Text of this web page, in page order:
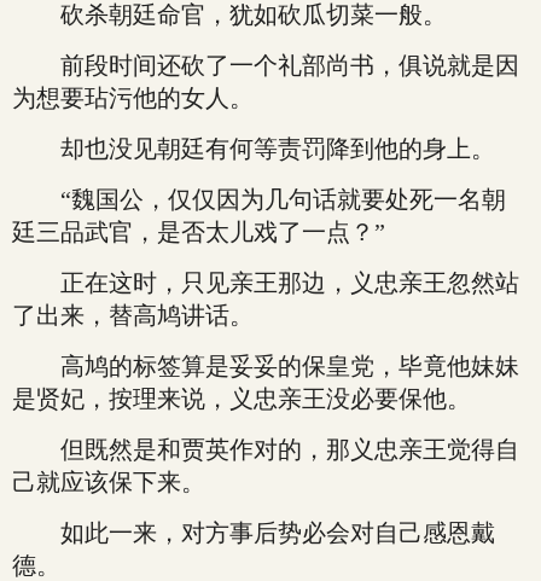
砍杀朝廷命官，犹如砍瓜切菜一般。
前段时间还砍了一个礼部尚书，俱说就是因
为想要玷污他的女人。
却也没见朝廷有何等责罚降到他的身上。
“魏国公，仅仅因为几句话就要处死一名朝
廷三品武官，是否太儿戏了一点？”
正在这时，只见亲王那边，义忠亲王忽然站
了出来，替高鸠讲话。
高鸠的标签算是妥妥的保皇党，毕竟他妹妹
是贤妃，按理来说，义忠亲王没必要保他。
但既然是和贾英作对的，那义忠亲王觉得自
己就应该保下来。
如此一来，对方事后势必会对自己感恩戴
德。